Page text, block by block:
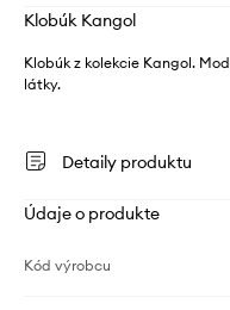
Klobúk Kangol
Klobúk z kolekcie Kangol.
látky.
Detaily produktu
Údaje o produkte
Kód výrobcu